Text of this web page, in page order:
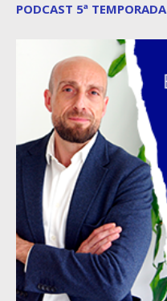
PODCAST 5ª TEMPORADA